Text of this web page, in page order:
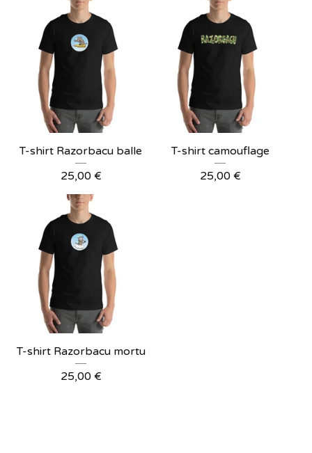
T-shirt Razorbacu balle
25,00 €
T-shirt camouflage
25,00 €
T-shirt Razorbacu mortu
25,00 €